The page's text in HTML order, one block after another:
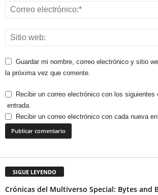
Guardar mi nombre, correo electrónico y sitio
la próxima vez que comente.
Recibir un correo electrónico con los
entrada.
Recibir un correo electrónico con cada nueva
SIGUE LEYENDO
Crónicas del Multiverso Special: Bytes and